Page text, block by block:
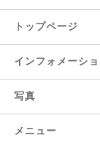
トップページ
インフォメーシ
写真
メニュー